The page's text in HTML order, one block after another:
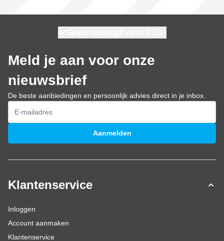
Meld je aan voor onze
nieuwsbrief
De beste aanbiedingen en persoonlijk advies direct in je inbox.
E-mailadres
Aanmelden
Klantenservice
Inloggen
Account aanmaken
Klantenservice